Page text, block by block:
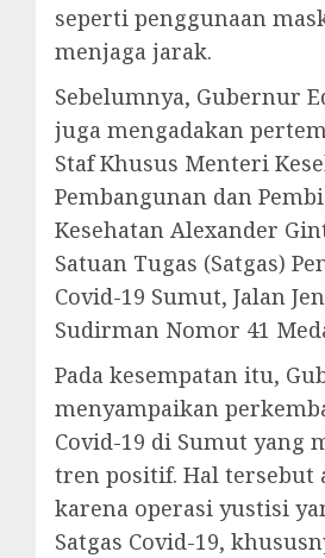
seperti penggunaan
menjaga jarak.
Sebelumnya, Gubernur
juga mengadakan
Staf Khusus Menteri
Pembangunan dan
Kesehatan Alexander
Satuan Tugas (Satgas)
Covid-19 Sumut, Jalan
Sudirman Nomor 41
Pada kesempatan itu,
menyampaikan
Covid-19 di Sumut yang
tren positif. Hal tersebut
karena operasi yustisi
Satgas Covid-19,